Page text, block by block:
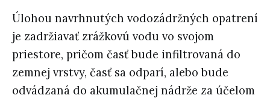
Úlohou navrhnutých vodozádržných opatrení
je zadržiavať zrážkovú vodu vo svojom
priestore, pričom časť bude infiltrovaná do
zemnej vrstvy, časť sa odparí, alebo bude
odvádzaná do akumulačnej nádrže za účelom